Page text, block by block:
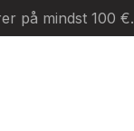
på mindst 100 €.